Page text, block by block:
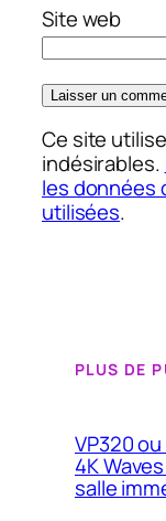
Site web
Ce site
indésirables.
les données
utilisées.
PLUS DE
VP320
4K
salle